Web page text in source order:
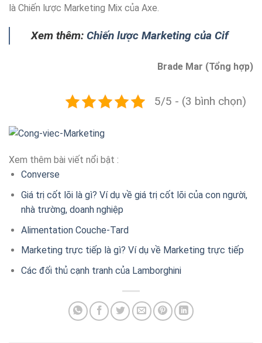
là Chiến lược Marketing Mix của Axe.
Xem thêm: Chiến lược Marketing của Cif
Brade Mar (Tổng hợp)
5/5 - (3 bình chọn)
Xem thêm bài viết nổi bật :
Converse
Giá trị cốt lõi là gì? Ví dụ về giá trị cốt lõi của con người,
nhà trường, doanh nghiệp
Alimentation Couche-Tard
Marketing trực tiếp là gì? Ví dụ về Marketing trực tiếp
Các đối thủ cạnh tranh của Lamborghini